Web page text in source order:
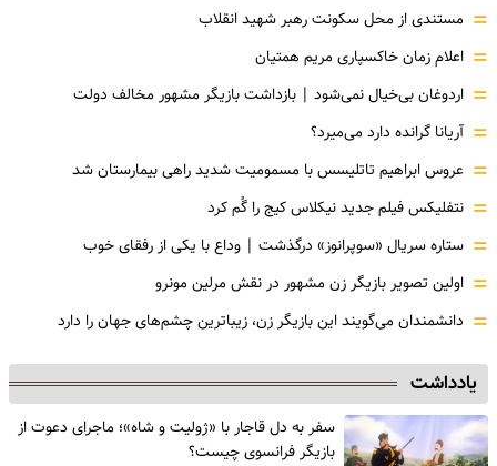
= مستندی از محل سکونت رهبر شهید انقلاب
= اعلام زمان خاکسپاری مریم همتیان
= اردوغان بی‌خیال نمی‌شود | بازداشت بازیگر مشهور مخالف دولت
= آریانا گرانده دارد می‌میرد؟
= عروس ابراهیم تاتلیسس با مسمومیت شدید راهی بیمارستان شد
= نتفلیکس فیلم جدید نیکلاس کیج را گُم کرد
= ستاره سریال «سوپرانوز» درگذشت | وداع با یکی از رفقای خوب
= اولین تصویر بازیگر زن مشهور در نقش مرلین مونرو
= دانشمندان می‌گویند این بازیگر زن، زیباترین چشم‌های جهان را دارد
یادداشت
سفر به دل قاجار با «ژولیت و شاه»؛ ماجرای دعوت از
‌بازیگر فرانسوی چیست؟